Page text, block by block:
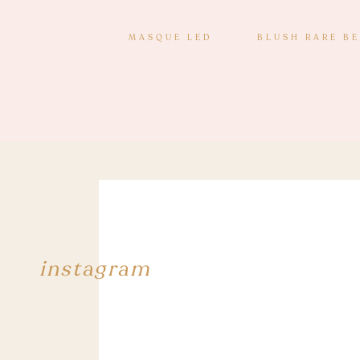
MASQUE LED BLUSH RARE
instagram